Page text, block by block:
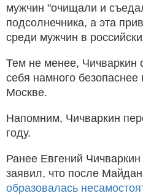
мужчин "очищали и
подсолнечника, а эта
среди мужчин в
Тем не менее, Чичваркин
себя намного
Москве.
Напомним, Чичваркин
году.
Ранее Евгений
заявил, что после
образовалась